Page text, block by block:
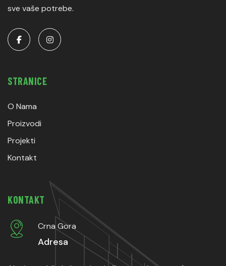
sve vaše potrebe.
STRANICE
O Nama
Proizvodi
Projekti
Kontakt
KONTAKT
Crna Gora
Adresa